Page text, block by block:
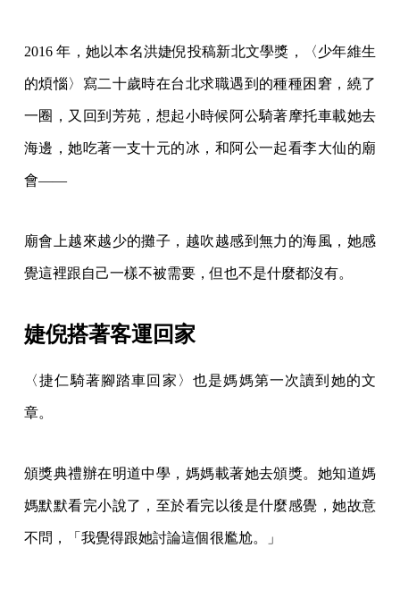
2016 年，她以本名洪婕倪投稿新北文學獎，〈少年維生
的煩惱〉寫二十歲時在台北求職遇到的種種困窘，繞了
一圈，又回到芳苑，想起小時候阿公騎著摩托車載她去
海邊，她吃著一支十元的冰，和阿公一起看李大仙的廟
會——
廟會上越來越少的攤子，越吹越感到無力的海風，她感
覺這裡跟自己一樣不被需要，但也不是什麼都沒有。
婕倪搭著客運回家
〈捷仁騎著腳踏車回家〉也是媽媽第一次讀到她的文
章。
頒獎典禮辦在明道中學，媽媽載著她去頒獎。她知道媽
媽默默看完小說了，至於看完以後是什麼感覺，她故意
不問，「我覺得跟她討論這個很尷尬。」